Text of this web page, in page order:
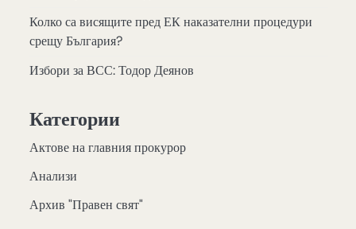
Колко са висящите пред ЕК наказателни процедури
срещу България?
Избори за ВСС: Тодор Деянов
Категории
Актове на главния прокурор
Анализи
Архив "Правен свят"